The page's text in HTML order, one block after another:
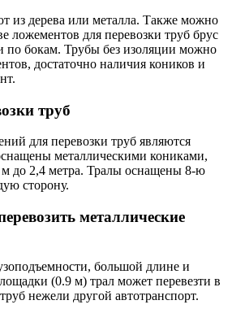
из дерева или металла. Также можно
ложементов для перевозки труб брус
по бокам. Трубы без изоляции можно
достаточно наличия коников и
труб
для перевозки труб являются
металлическими кониками,
м до 2,4 метра. Тралы оснащены 8-ю
сторону.
металлические
большой длине и
(0.9 м) трал может перевезти в
нежели другой автотранспорт.